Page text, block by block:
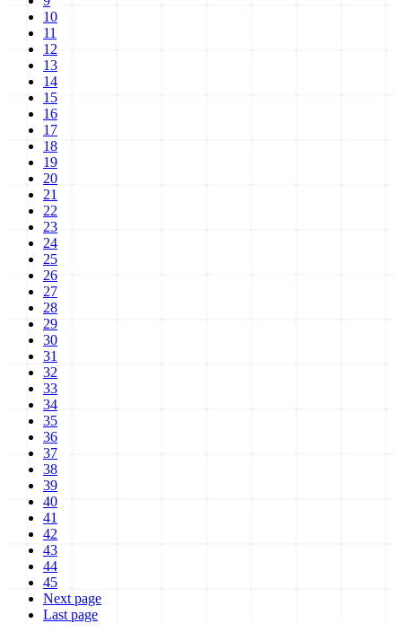
10
11
12
13
14
15
16
17
18
19
20
21
22
23
24
25
26
27
28
29
30
31
32
33
34
35
36
37
38
39
40
41
42
43
44
45
Next page
Last page